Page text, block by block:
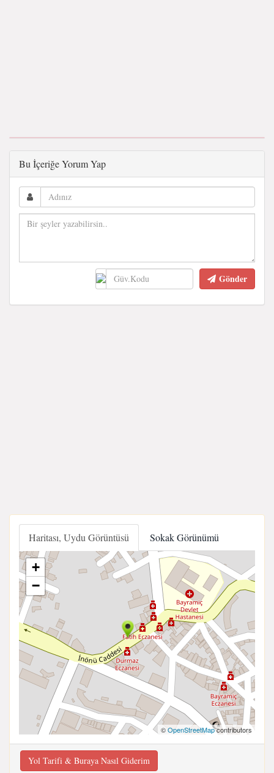
Bu İçeriğe Yorum Yap
Gönder
Haritası, Uydu Görüntüsü Sokak Görünümü
+
−
©OpenStreetMapcontributors
Yol Tarifi & Buraya Nasıl Giderim